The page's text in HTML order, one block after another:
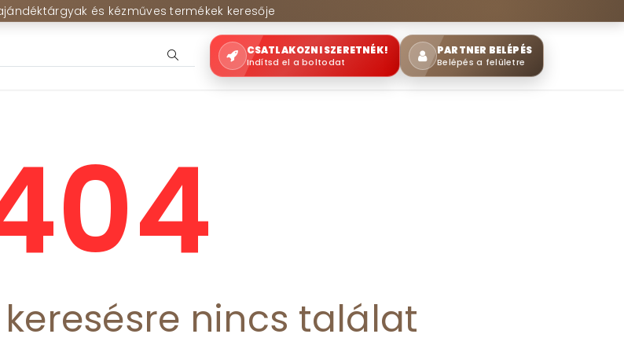
és kézműves termékek keresője
CSATLAKOZNI SZERETNÉK!
Indítsd el a boltodat
PARTNER BELÉPÉS
Belépés a felületre
nincs találat